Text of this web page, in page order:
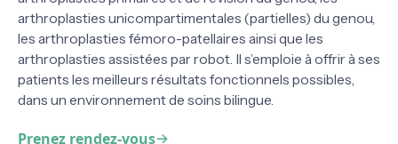
arthroplasties unicompartimentales (partielles) du genou,
les arthroplasties fémoro-patellaires ainsi que les
arthroplasties assistées par robot. Il s’emploie à offrir à ses
patients les meilleurs résultats fonctionnels possibles,
dans un environnement de soins bilingue.
Prenez rendez-vous